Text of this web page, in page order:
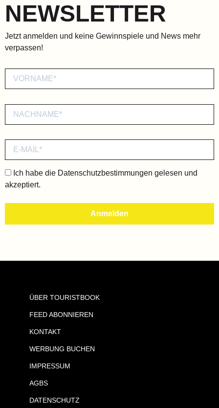
NEWSLETTER
Jetzt anmelden und keine Gewinnspiele und News mehr
verpassen!
Ich habe die Datenschutzbestimmungen gelesen und
akzeptiert.
ÜBER TOURISTBOOK
FEED ABONNIEREN
KONTAKT
WERBUNG BUCHEN
IMPRESSUM
AGBS
DATENSCHUTZ